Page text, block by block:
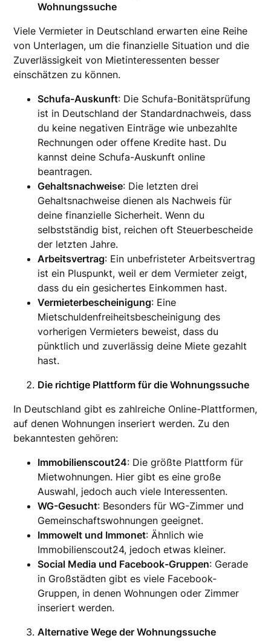
Wohnungssuche
Viele Vermieter in Deutschland erwarten eine Reihe
von Unterlagen, um die finanzielle Situation und die
Zuverlässigkeit von Mietinteressenten besser
einschätzen zu können.
Schufa-Auskunft: Die Schufa-Bonitätsprüfung
ist in Deutschland der Standardnachweis, dass
du keine negativen Einträge wie unbezahlte
Rechnungen oder offene Kredite hast. Du
kannst deine Schufa-Auskunft online
beantragen.
Gehaltsnachweise: Die letzten drei
Gehaltsnachweise dienen als Nachweis für
deine finanzielle Sicherheit. Wenn du
selbstständig bist, reichen oft Steuerbescheide
der letzten Jahre.
Arbeitsvertrag: Ein unbefristeter Arbeitsvertrag
ist ein Pluspunkt, weil er dem Vermieter zeigt,
dass du ein gesichertes Einkommen hast.
Vermieterbescheinigung: Eine
Mietschuldenfreiheitsbescheinigung des
vorherigen Vermieters beweist, dass du
pünktlich und zuverlässig deine Miete gezahlt
hast.
Die richtige Plattform für die Wohnungssuche
In Deutschland gibt es zahlreiche Online-Plattformen,
auf denen Wohnungen inseriert werden. Zu den
bekanntesten gehören:
Immobilienscout24: Die größte Plattform für
Mietwohnungen. Hier gibt es eine große
Auswahl, jedoch auch viele Interessenten.
WG-Gesucht: Besonders für WG-Zimmer und
Gemeinschaftswohnungen geeignet.
Immowelt und Immonet: Ähnlich wie
Immobilienscout24, jedoch etwas kleiner.
Social Media und Facebook-Gruppen: Gerade
in Großstädten gibt es viele Facebook-
Gruppen, in denen Wohnungen oder Zimmer
inseriert werden.
Alternative Wege der Wohnungssuche